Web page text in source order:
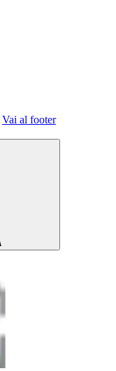
Vai al footer